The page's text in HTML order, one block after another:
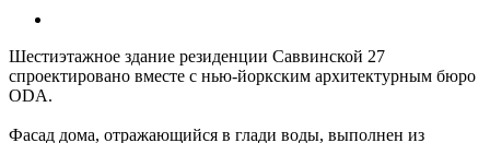
Шестиэтажное здание резиденции Саввинской 27
спроектировано вместе с нью-йоркским архитектурным бюро
ODA.
Фасад дома, отражающийся в глади воды, выполнен из